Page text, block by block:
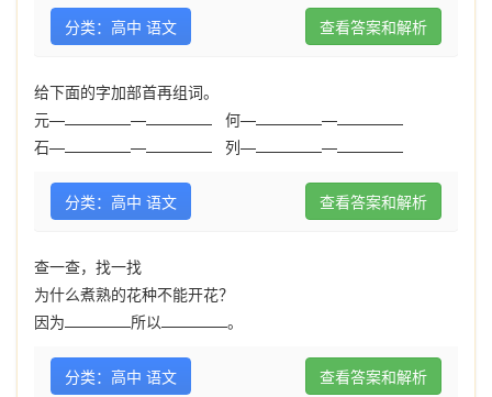
分类：高中 语文 查看答案和解析
给下面的字加部首再组词。
元—
— 何—
—
石—
— 列— —
分类：高中 语文 查看答案和解析
查一查，找一找
为什么煮熟的花种不能开花？
因为
所以 。
分类：高中 语文 查看答案和解析